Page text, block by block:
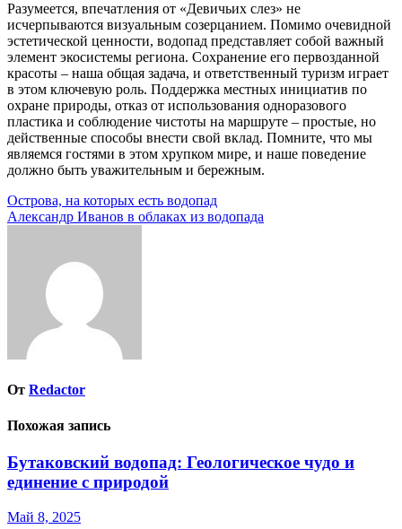
Разумеется, впечатления от «Девичьих слез» не
исчерпываются визуальным созерцанием. Помимо очевидной
эстетической ценности, водопад представляет собой важный
элемент экосистемы региона. Сохранение его первозданной
красоты – наша общая задача, и ответственный туризм играет
в этом ключевую роль. Поддержка местных инициатив по
охране природы, отказ от использования одноразового
пластика и соблюдение чистоты на маршруте – простые, но
действенные способы внести свой вклад. Помните, что мы
являемся гостями в этом хрупком мире, и наше поведение
должно быть уважительным и бережным.
Навигация
по
Острова, на которых есть водопад
Александр Иванов в облаках из водопада
От Redactor
Похожая запись
Бутаковский водопад: Геологическое чудо и
единение с природой
Май 8, 2025